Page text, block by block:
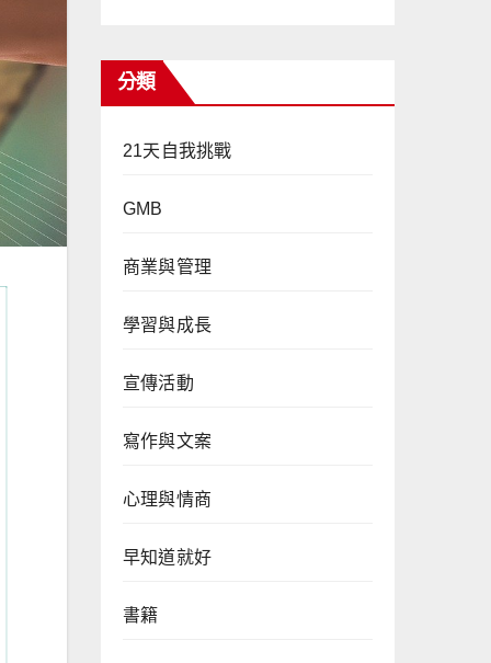
分類
21天自我挑戰
GMB
商業與管理
學習與成長
宣傳活動
寫作與文案
心理與情商
早知道就好
書籍